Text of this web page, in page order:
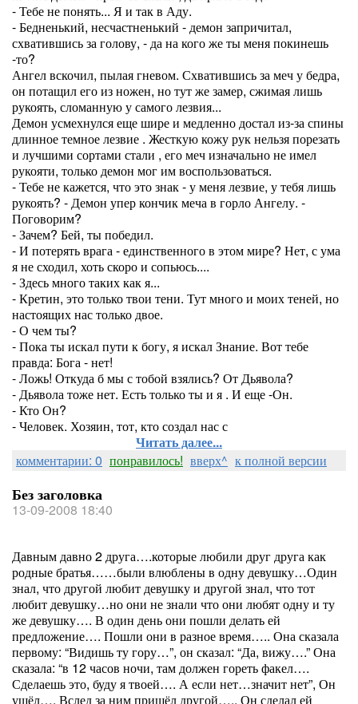
- Тебе не понять... Я и так в Аду.
- Бедненький, несчастненький - демон запричитал,
схватившись за голову, - да на кого же ты меня покинешь
-то?
Ангел вскочил, пылая гневом. Схватившись за меч у бедра,
он потащил его из ножен, но тут же замер, сжимая лишь
рукоять, сломанную у самого лезвия...
Демон усмехнулся еще шире и медленно достал из-за спины
длинное темное лезвие . Жесткую кожу рук нельзя порезать
и лучшими сортами стали , его меч изначально не имел
рукояти, только демон мог им воспользоваться.
- Тебе не кажется, что это знак - у меня лезвие, у тебя лишь
рукоять? - Демон упер кончик меча в горло Ангелу. -
Поговорим?
- Зачем? Бей, ты победил.
- И потерять врага - единственного в этом мире? Нет, с ума
я не сходил, хоть скоро и сопьюсь....
- Здесь много таких как я...
- Кретин, это только твои тени. Тут много и моих теней, но
настоящих нас только двое.
- О чем ты?
- Пока ты искал пути к богу, я искал Знание. Вот тебе
правда: Бога - нет!
- Ложь! Откуда б мы с тобой взялись? От Дьявола?
- Дьявола тоже нет. Есть только ты и я . И еще -Он.
- Кто Он?
- Человек. Хозяин, тот, кто создал нас с
Читать далее...
комментарии: 0 понравилось! вверх^ к полной версии
Без заголовка
13-09-2008 18:40
Давным давно 2 друга….которые любили друг друга как
родные братья……были влюблены в одну девушку…Один
знал, что другой любит девушку и другой знал, что тот
любит девушку…но они не знали что они любят одну и ту
же девушку…. В один день они пошли делать ей
предложение…. Пошли они в разное время….. Она сказала
первому: “Видишь ту гору…”, он сказал: “Да, вижу….” Она
сказала: “в 12 часов ночи, там должен гореть факел….
Сделаешь это, буду я твоей…. А если нет…значит нет”, Он
ушёл…. Вслед за ним пришёл другой….. Он сделал ей